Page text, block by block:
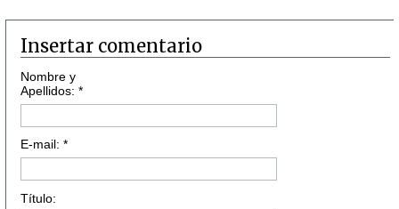
Insertar comentario
Nombre y
Apellidos: *
E-mail: *
Título: